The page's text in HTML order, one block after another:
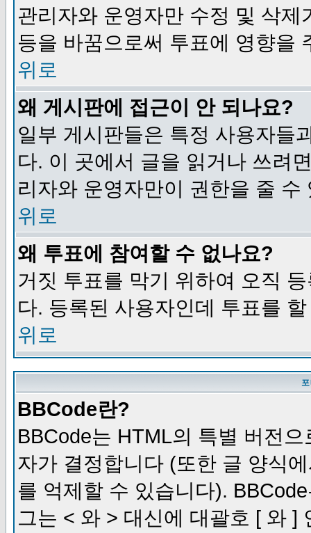
관리자와 운영자만 수정 및 삭
등을 바꿈으로써 투표에 영향을
위로
왜 게시판에 접근이 안 되나요?
일부 게시판들은 특정 사용자들
다. 이 곳에서 글을 읽거나 쓰려
리자와 운영자만이 권한을 줄
위로
왜 투표에 참여할 수 없나요?
거짓 투표를 막기 위하여 오직
다. 등록된 사용자인데 투표를
위로
BBCode란?
BBCode는 HTML의 특별 버전
자가 결정합니다 (또한 글 양식
를 억제할 수 있습니다).
그는 < 와 > 대신에 대괄호 [ 와 ]